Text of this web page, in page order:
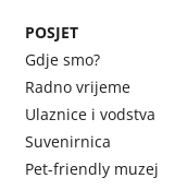
POSJET
Gdje smo?
Radno vrijeme
Ulaznice i vodstva
Suvenirnica
Pet-friendly muzej